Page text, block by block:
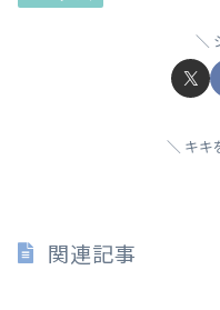
キキ
関連記事